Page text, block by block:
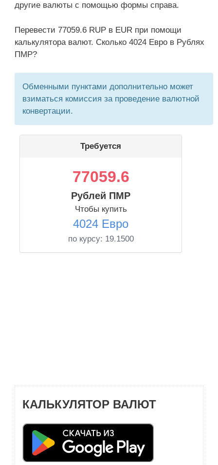
другие валюты с помощью формы справа.
Перевести 77059.6 RUP в EUR при помощи
калькулятора валют. Сколько 4024 Евро в Рублях
ПМР?
Обменными пунктами дополнительно может
взиматься комиссия за проведение валютной
конвертации.
Требуется
77059.6
Рублей ПМР
Чтобы купить
4024 Евро
по курсу: 19.1500
КАЛЬКУЛЯТОР ВАЛЮТ